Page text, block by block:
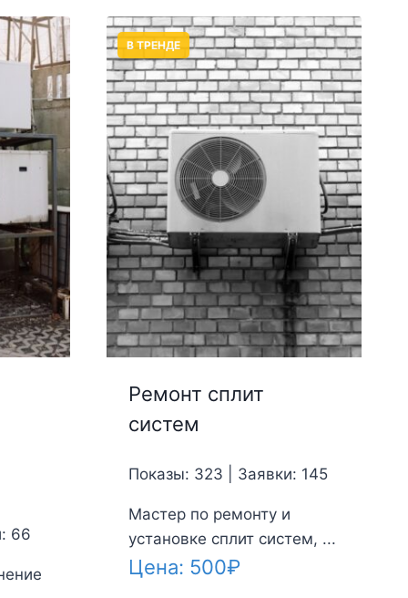
66
В ТРЕНДЕ
Ремонт сплит
систем
Показы: 323 | Заявки: 145
Мастер по ремонту и
установке сплит систем, ...
Цена: 500₽